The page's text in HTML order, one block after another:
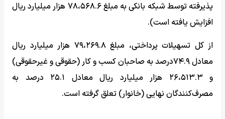
پذیرفته توسط شبکه بانکی به مبلغ ۷۸،۵۶۸.۶ هزار میلیارد ریال
افزایش یافته است).
از کل تسهیلات پرداختی، مبلغ ۷۹،۲۶۹.۸ هزار میلیارد ریال
معادل ۷۴.۹درصد به صاحبان کسب و کار (حقوقی و غیرحقوقی)
و ۲۶،۵۱۳.۳ هزار میلیارد ریال معادل ۲۵.۱ درصد به
مصرف‌کنندگان نهایی (خانوار) تعلق گرفته است.